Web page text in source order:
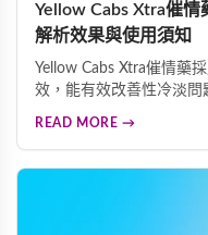
Yellow Cabs Xtra催
解析效果與使用須知
Yellow Cabs Xtra催情藥
效，能有效改善性冷淡問
READ MORE →